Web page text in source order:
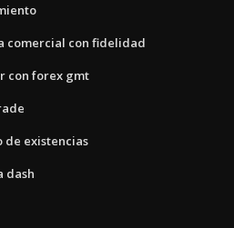
comercial con fidelidad
con forex gmt
existencias
dash